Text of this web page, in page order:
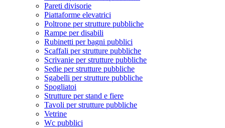
Pareti divisorie
Piattaforme elevatrici
Poltrone per strutture pubbliche
Rampe per disabili
Rubinetti per bagni pubblici
Scaffali per strutture pubbliche
Scrivanie per strutture pubbliche
Sedie per strutture pubbliche
Sgabelli per strutture pubbliche
Spogliatoi
Strutture per stand e fiere
Tavoli per strutture pubbliche
Vetrine
Wc pubblici